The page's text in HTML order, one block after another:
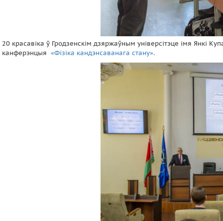
20 красавіка ў Гродзенскім дзяржаўным універсітэце імя Янкі
канферэнцыя «Фізіка кандэнсаванага стану».